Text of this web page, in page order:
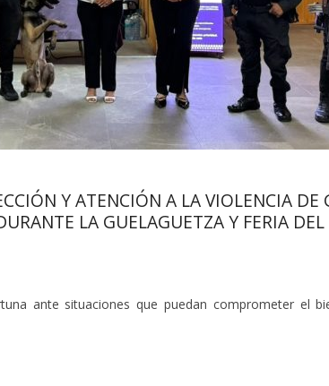
Y ATENCIÓN A LA VIOLENCIA DE
LA GUELAGUETZA Y FERIA
ante situaciones que puedan comprometer el